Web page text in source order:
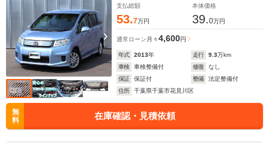
支払総額
53.7万円
本体価格
39.0万円
通常ローン 月々4,600円
年式 2013年 走行 9.3万km
車検
車検整備付 修復
なし
保証
保証付 整備
法定整備付
住所
千葉県千葉市花見川区
無
料
在庫確認・見積依頼